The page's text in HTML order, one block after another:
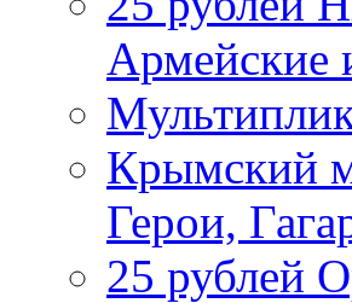
Армейские
Крымский
Герои,
25 рублей